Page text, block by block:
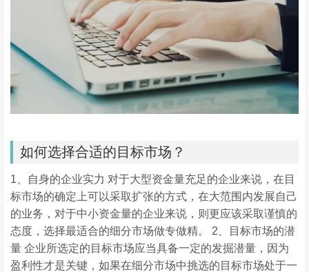
如何选择合适的目标市场？
1、自身的企业实力 对于大型资金量充足的企业来说，在目
标市场的确定上可以采取扩张的方式，在大范围内发展自己
的业务，对于中小资金量的企业来说，则更应该采取谨慎的
态度，选择最适合的细分市场做专做精。 2、目标市场的潜
量 企业所选定的目标市场应当具备一定的发掘潜量，因为
盈利性才是关键，如果在细分市场中挑选的目标市场处于一